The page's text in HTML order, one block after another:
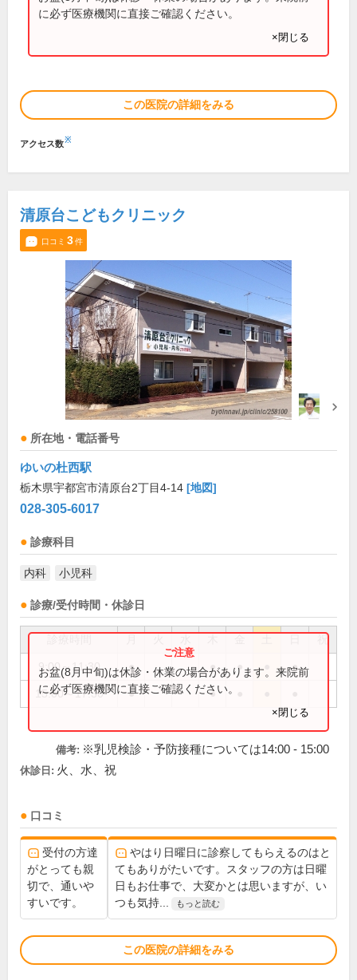
に必ず医療機関に直接ご確認ください。
×閉じる
この医院の詳細をみる
アクセス数※
清原台こどもクリニック
口コミ 3件
所在地・電話番号
ゆいの杜西駅
栃木県宇都宮市清原台2丁目4-14 [地図]
028-305-6017
診療科目
内科 小児科
診療/受付時間・休診日
祝
9:00～11:30 ● ● ● ●
15:00～17:30 ● ●
お盆(8月中旬)は休診・休業の場合があります。来院前
に必ず医療機関に直接ご確認ください。
×閉じる
備考: ※乳児検診・予防接種については14:00 - 15:00
休診日: 火、水、祝
口コミ
受付の方達
がとっても親
切で、通いや
すいです。
やはり日曜日に診察してもらえるのはと
てもありがたいです。スタッフの方は日曜
日もお仕事で、大変かとは思いますが、い
つも気持...
もっと読む
この医院の詳細をみる